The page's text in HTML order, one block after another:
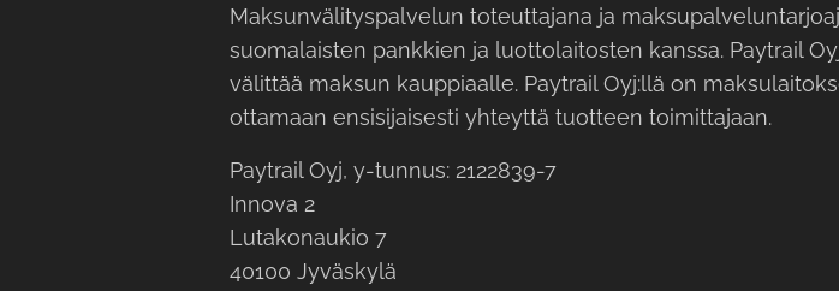
Maksunvälityspalvelun toteuttajana ja
suomalaisten pankkien ja luottolaitosten kanssa. Paytrail
välittää maksun kauppiaalle. Paytrail Oyj:llä on
ottamaan ensisijaisesti yhteyttä tuotteen toimittajaan.
Paytrail Oyj, y-tunnus: 2122839-7
Innova 2
Lutakonaukio 7
40100 Jyväskylä